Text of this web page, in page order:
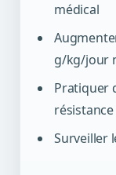
médical
g/kg/jour
Pratiquer
résistance
Surveiller